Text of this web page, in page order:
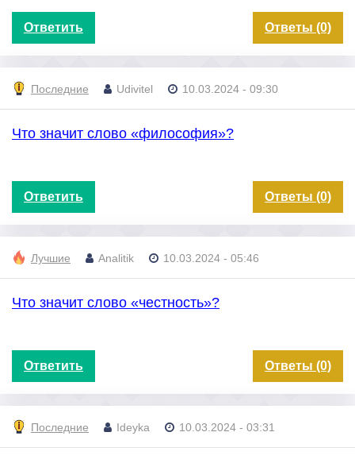
Ответить Ответы (0)
Последние Udivitel 10.03.2024 - 09:30
Что значит слово «философия»?
Ответить Ответы (0)
Лучшие Analitik 10.03.2024 - 05:46
Что значит слово «честность»?
Ответить Ответы (0)
Последние Ideyka 10.03.2024 - 03:31